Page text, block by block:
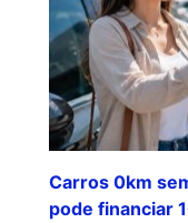
Carros 0km
pode financiar